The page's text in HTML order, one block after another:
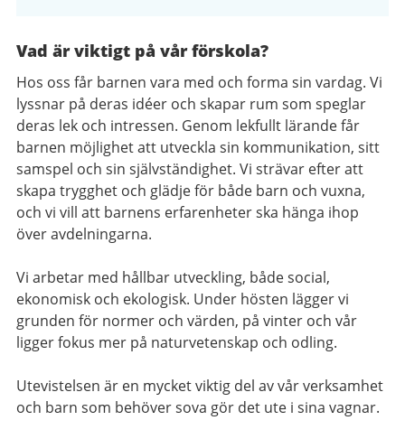
Vad är viktigt på vår förskola?
Hos oss får barnen vara med och forma sin vardag. Vi
lyssnar på deras idéer och skapar rum som speglar
deras lek och intressen. Genom lekfullt lärande får
barnen möjlighet att utveckla sin kommunikation, sitt
samspel och sin självständighet. Vi strävar efter att
skapa trygghet och glädje för både barn och vuxna,
och vi vill att barnens erfarenheter ska hänga ihop
över avdelningarna.
Vi arbetar med hållbar utveckling, både social,
ekonomisk och ekologisk. Under hösten lägger vi
grunden för normer och värden, på vinter och vår
ligger fokus mer på naturvetenskap och odling.
Utevistelsen är en mycket viktig del av vår verksamhet
och barn som behöver sova gör det ute i sina vagnar.